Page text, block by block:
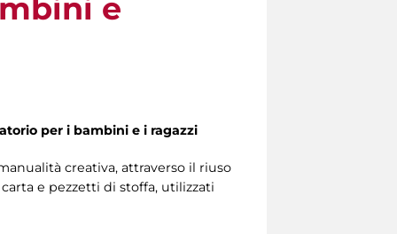
e
per i bambini e i ragazzi
creativa, attraverso il riuso
e pezzetti di stoffa, utilizzati